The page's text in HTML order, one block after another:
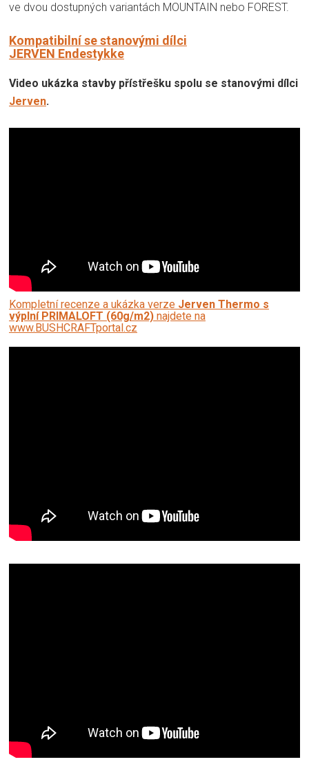
ve dvou dostupných variantách MOUNTAIN nebo FOREST.
Kompatibilní se stanovými dílci
JERVEN Endestykke
Video ukázka stavby přístřešku spolu se stanovými dílci
Jerven.
Kompletní recenze a ukázka verze Jerven Thermo s
výplní PRIMALOFT (60g/m2) najdete na
www.BUSHCRAFTportal.cz